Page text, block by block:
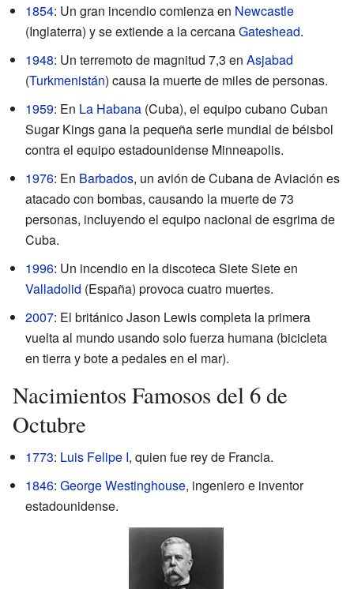
1854: Un gran incendio comienza en Newcastle
(Inglaterra) y se extiende a la cercanaGateshead.
1948: Un terremoto de magnitud 7,3 en Asjabad
(Turkmenistán) causa la muerte de miles de personas.
1959: En La Habana (Cuba), el equipo cubano Cuban
Sugar Kings gana la pequeña serie mundial de béisbol
contra el equipo estadounidense Minneapolis.
1976: En Barbados, un avión de Cubana de Aviación es
atacado con bombas, causando la muerte de 73
personas, incluyendo el equipo nacional de esgrima de
Cuba.
1996: Un incendio en la discoteca Siete Siete en
Valladolid (España) provoca cuatro muertes.
2007: El británico Jason Lewis completa la primera
vuelta al mundo usando solo fuerza humana (bicicleta
en tierra y bote a pedales en el mar).
Nacimientos Famosos del 6 de
Octubre
1773: Luis Felipe I, quien fue rey de Francia.
1846: George Westinghouse, ingeniero e inventor
estadounidense.